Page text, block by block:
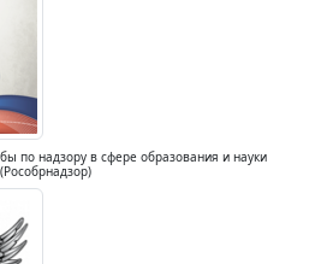
по надзору в сфере образования и науки
(Рособрнадзор)